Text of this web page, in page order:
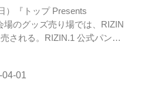
というニックネームで多くの
された。今回、ご家族から了
の追悼の意を込めて、”ケビ
）『トップ Presents
場のグッズ売り場では、RIZIN
される。RIZIN.1 公式パンフ
も多数販売される。 また対象の
すると、人気選手のサイン会